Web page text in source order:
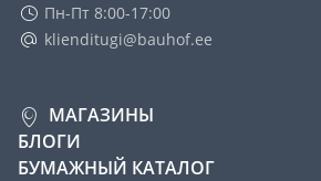
Пн-Пт 8:00-17:00
klienditugi@bauhof.ee
МАГАЗИНЫ
БЛОГИ
БУМАЖНЫЙ КАТАЛОГ